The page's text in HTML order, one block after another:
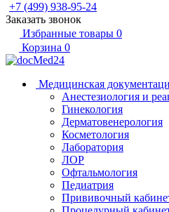
+7 (499) 938-95-24
Заказать звонок
Избранные товары 0
Корзина 0
Медицинская
Анестезиология и
Гинекология
Дерматовенерология
Косметология
Лаборатория
ЛОР
Офтальмология
Педиатрия
Прививочный